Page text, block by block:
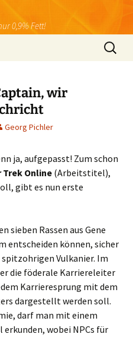
0,9% Fett!
Suchen
nach:
wir
Georg Pichler
ja, aufgepasst! Zum schon
Trek Online (Arbeitstitel),
gibt es nun erste
sieben Rassen aus Gene
entscheiden können, sicher
Vulkanier. Im
die föderale Karriereleiter
Karrieresprung mit dem
dargestellt werden soll.
darf man mit einem
wobei NPCs für